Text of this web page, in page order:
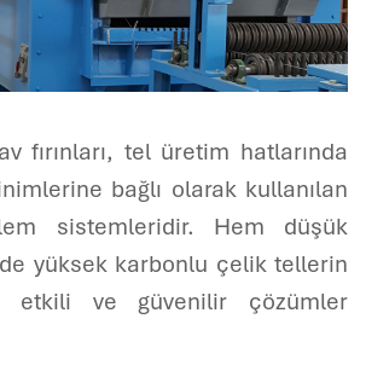
fırınları, tel üretim hatlarında
bağlı olarak kullanılan
sistemleridir. Hem düşük
yüksek karbonlu çelik tellerin
etkili ve güvenilir çözümler